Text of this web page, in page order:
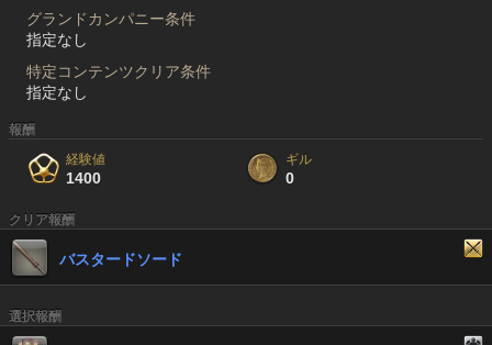
グランドカンパニー条件
指定なし
特定コンテンツクリア条件
指定なし
報酬
経験値
1400
ギル
0
クリア報酬
バスタードソード
選択報酬